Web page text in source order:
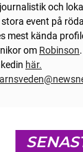
och
event på
mest kända
om Robinson.
här.